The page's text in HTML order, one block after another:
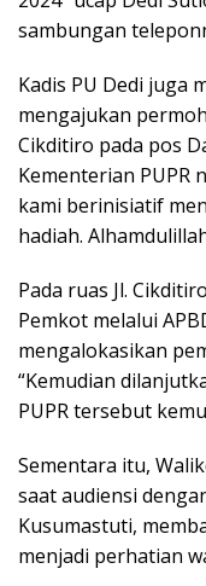
sambungan
Kadis PU Dedi juga
mengajukan
Cikditiro pada pos
Kementerian PUPR
kami berinisiatif
hadiah.
Pada ruas Jl.
Pemkot melalui
mengalokasikan
“Kemudian
PUPR tersebut
Sementara itu,
saat audiensi
Kusumastuti,
menjadi perhatian